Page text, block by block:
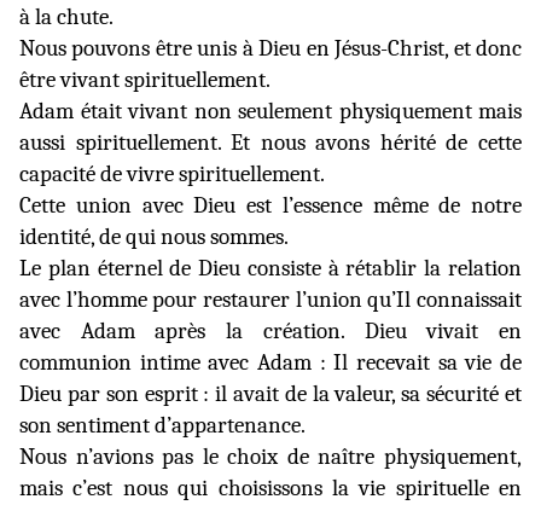
à la chute.
Nous pouvons être unis à Dieu en Jésus-Christ, et donc
être vivant spirituellement.
Adam était vivant non seulement physiquement mais
aussi spirituellement. Et nous avons hérité de cette
capacité de vivre spirituellement.
Cette union avec Dieu est l’essence même de notre
identité, de qui nous sommes.
Le plan éternel de Dieu consiste à rétablir la relation
avec l’homme pour restaurer l’union qu’Il connaissait
avec Adam après la création. Dieu vivait en
communion intime avec Adam : Il recevait sa vie de
Dieu par son esprit : il avait de la valeur, sa sécurité et
son sentiment d’appartenance.
Nous n’avions pas le choix de naître physiquement,
mais c’est nous qui choisissons la vie spirituelle en